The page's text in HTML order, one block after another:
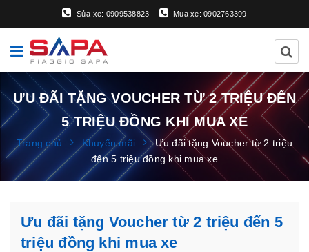
Sửa xe: 0909538823 Mua xe: 0902763399
ƯU ĐÃI TẶNG VOUCHER TỪ 2 TRIỆU ĐẾN
5 TRIỆU ĐỒNG KHI MUA XE
Trang chủ Khuyến mãi
Ưu đãi tặng Voucher từ 2 triệu
đến 5 triệu đồng khi mua xe
Ưu đãi tặng Voucher từ 2 triệu đến 5
triệu đồng khi mua xe